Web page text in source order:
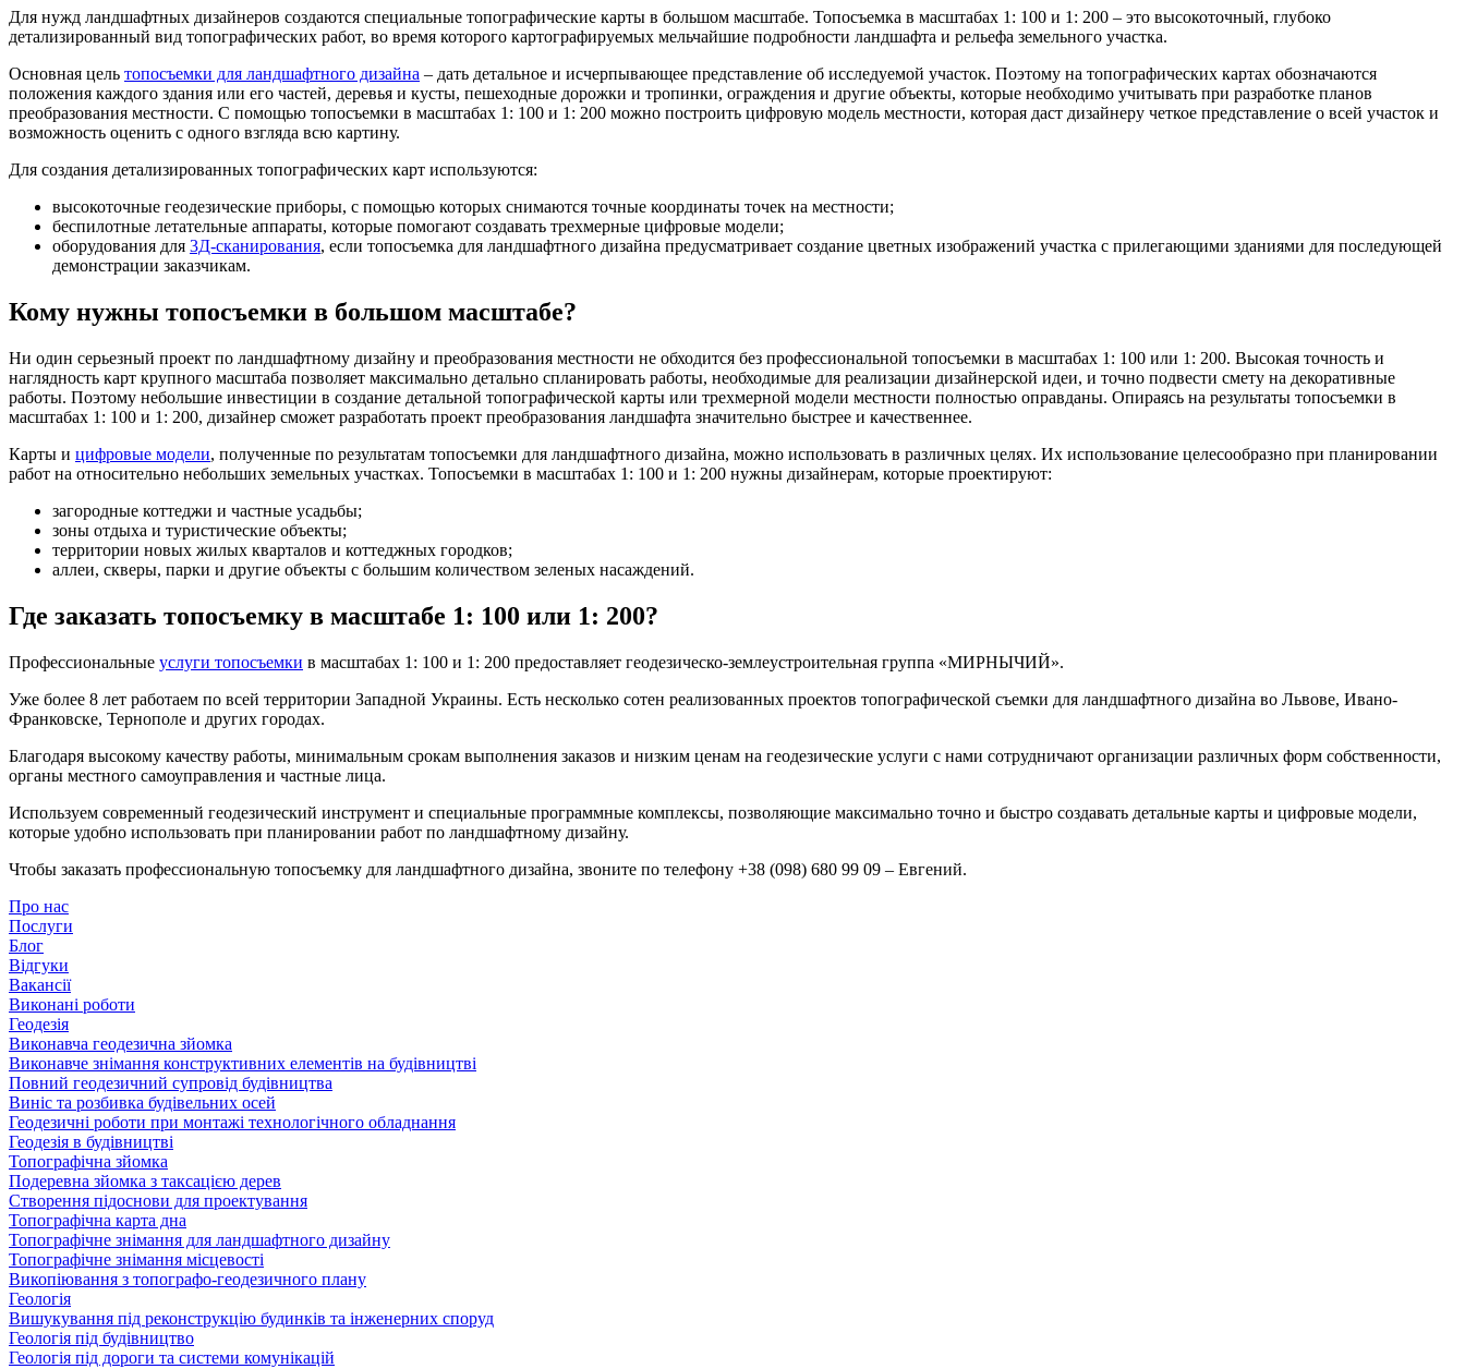
Для нужд ландшафтных дизайнеров создаются специальные топографические карты в большом масштабе. Топосъемка в масштабах 1: 100 и 1: 200 – это высокоточный, глубоко
детализированный вид топографических работ, во время которого картографируемых мельчайшие подробности ландшафта и рельефа земельного участка.
Основная цель топосъемки для ландшафтного дизайна – дать детальное и исчерпывающее представление об исследуемой участок. Поэтому на топографических картах обозначаются
положения каждого здания или его частей, деревья и кусты, пешеходные дорожки и тропинки, ограждения и другие объекты, которые необходимо учитывать при разработке планов
преобразования местности. С помощью топосъемки в масштабах 1: 100 и 1: 200 можно построить цифровую модель местности, которая даст дизайнеру четкое представление о всей участок и
возможность оценить с одного взгляда всю картину.
Для создания детализированных топографических карт используются:
высокоточные геодезические приборы, с помощью которых снимаются точные координаты точек на местности;
беспилотные летательные аппараты, которые помогают создавать трехмерные цифровые модели;
оборудования для 3Д-сканирования, если топосъемка для ландшафтного дизайна предусматривает создание цветных изображений участка с прилегающими зданиями для последующей
демонстрации заказчикам.
Кому нужны топосъемки в большом масштабе?
Ни один серьезный проект по ландшафтному дизайну и преобразования местности не обходится без профессиональной топосъемки в масштабах 1: 100 или 1: 200. Высокая точность и
наглядность карт крупного масштаба позволяет максимально детально спланировать работы, необходимые для реализации дизайнерской идеи, и точно подвести смету на декоративные
работы. Поэтому небольшие инвестиции в создание детальной топографической карты или трехмерной модели местности полностью оправданы. Опираясь на результаты топосъемки в
масштабах 1: 100 и 1: 200, дизайнер сможет разработать проект преобразования ландшафта значительно быстрее и качественнее.
Карты и цифровые модели, полученные по результатам топосъемки для ландшафтного дизайна, можно использовать в различных целях. Их использование целесообразно при планировании
работ на относительно небольших земельных участках. Топосъемки в масштабах 1: 100 и 1: 200 нужны дизайнерам, которые проектируют:
загородные коттеджи и частные усадьбы;
зоны отдыха и туристические объекты;
территории новых жилых кварталов и коттеджных городков;
аллеи, скверы, парки и другие объекты с большим количеством зеленых насаждений.
Где заказать топосъемку в масштабе 1: 100 или 1: 200?
Профессиональные услуги топосъемки в масштабах 1: 100 и 1: 200 предоставляет геодезическо-землеустроительная группа «МИРНЫЧИЙ».
Уже более 8 лет работаем по всей территории Западной Украины. Есть несколько сотен реализованных проектов топографической съемки для ландшафтного дизайна во Львове, Ивано-
Франковске, Тернополе и других городах.
Благодаря высокому качеству работы, минимальным срокам выполнения заказов и низким ценам на геодезические услуги с нами сотрудничают организации различных форм собственности,
органы местного самоуправления и частные лица.
Используем современный геодезический инструмент и специальные программные комплексы, позволяющие максимально точно и быстро создавать детальные карты и цифровые модели,
которые удобно использовать при планировании работ по ландшафтному дизайну.
Чтобы заказать профессиональную топосъемку для ландшафтного дизайна, звоните по телефону +38 (098) 680 99 09 – Евгений.
Про нас
Послуги
Блог
Відгуки
Вакансії
Виконані роботи
Геодезія
Виконавча геодезична зйомка
Виконавче знімання конструктивних елементів на будівництві
Повний геодезичний супровід будівництва
Виніс та розбивка будівельних осей
Геодезичні роботи при монтажі технологічного обладнання
Геодезія в будівництві
Топографічна зйомка
Подеревна зйомка з таксацією дерев
Створення підоснови для проектування
Топографічна карта дна
Топографічне знімання для ландшафтного дизайну
Топографічне знімання місцевості
Викопіювання з топографо-геодезичного плану
Геологія
Вишукування під реконструкцію будинків та інженерних споруд
Геологія під будівництво
Геологія під дороги та системи комунікацій